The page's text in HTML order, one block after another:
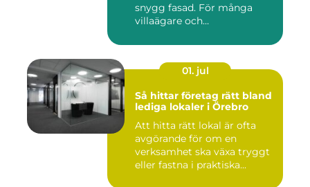
snygg fasad. För många
villaägare och
01. jul
Så hittar företag rätt bland
lediga lokaler i Örebro
Att hitta rätt lokal är ofta
avgörande för om en
verksamhet ska växa tryggt
eller fastna i praktiska...